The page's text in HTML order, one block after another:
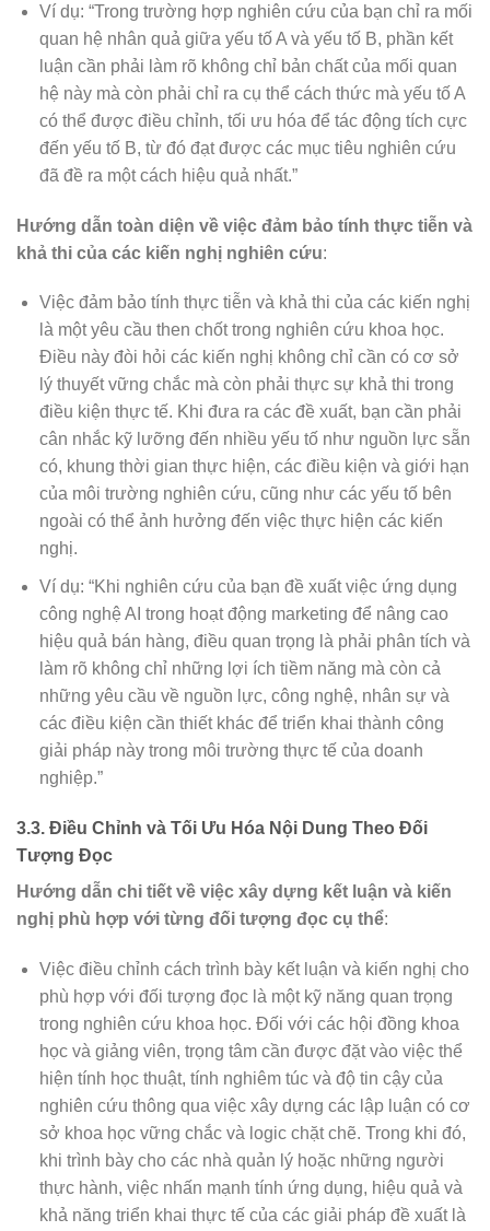
Ví dụ: “Trong trường hợp nghiên cứu của bạn chỉ ra mối
quan hệ nhân quả giữa yếu tố A và yếu tố B, phần kết
luận cần phải làm rõ không chỉ bản chất của mối quan
hệ này mà còn phải chỉ ra cụ thể cách thức mà yếu tố A
có thể được điều chỉnh, tối ưu hóa để tác động tích cực
đến yếu tố B, từ đó đạt được các mục tiêu nghiên cứu
đã đề ra một cách hiệu quả nhất.”
Hướng dẫn toàn diện về việc đảm bảo tính thực tiễn và
khả thi của các kiến nghị nghiên cứu:
Việc đảm bảo tính thực tiễn và khả thi của các kiến nghị
là một yêu cầu then chốt trong nghiên cứu khoa học.
Điều này đòi hỏi các kiến nghị không chỉ cần có cơ sở
lý thuyết vững chắc mà còn phải thực sự khả thi trong
điều kiện thực tế. Khi đưa ra các đề xuất, bạn cần phải
cân nhắc kỹ lưỡng đến nhiều yếu tố như nguồn lực sẵn
có, khung thời gian thực hiện, các điều kiện và giới hạn
của môi trường nghiên cứu, cũng như các yếu tố bên
ngoài có thể ảnh hưởng đến việc thực hiện các kiến
nghị.
Ví dụ: “Khi nghiên cứu của bạn đề xuất việc ứng dụng
công nghệ AI trong hoạt động marketing để nâng cao
hiệu quả bán hàng, điều quan trọng là phải phân tích và
làm rõ không chỉ những lợi ích tiềm năng mà còn cả
những yêu cầu về nguồn lực, công nghệ, nhân sự và
các điều kiện cần thiết khác để triển khai thành công
giải pháp này trong môi trường thực tế của doanh
nghiệp.”
3.3. Điều Chỉnh và Tối Ưu Hóa Nội Dung Theo Đối
Tượng Đọc
Hướng dẫn chi tiết về việc xây dựng kết luận và kiến
nghị phù hợp với từng đối tượng đọc cụ thể:
Việc điều chỉnh cách trình bày kết luận và kiến nghị cho
phù hợp với đối tượng đọc là một kỹ năng quan trọng
trong nghiên cứu khoa học. Đối với các hội đồng khoa
học và giảng viên, trọng tâm cần được đặt vào việc thể
hiện tính học thuật, tính nghiêm túc và độ tin cậy của
nghiên cứu thông qua việc xây dựng các lập luận có cơ
sở khoa học vững chắc và logic chặt chẽ. Trong khi đó,
khi trình bày cho các nhà quản lý hoặc những người
thực hành, việc nhấn mạnh tính ứng dụng, hiệu quả và
khả năng triển khai thực tế của các giải pháp đề xuất là